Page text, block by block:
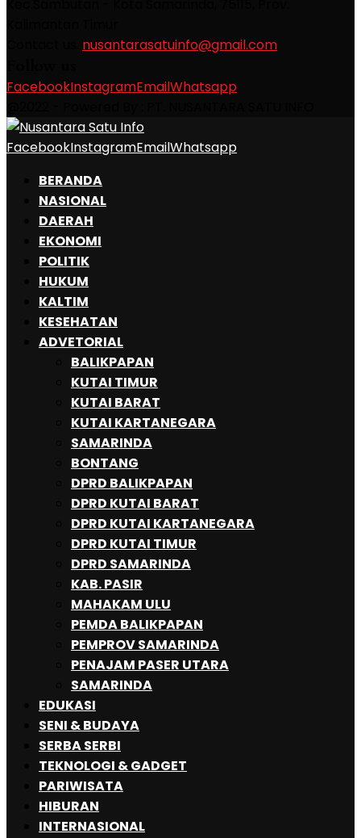
nusantarasatuinfo@gmail.com
FacebookInstagramEmailWhatsapp
FacebookInstagramEmailWhatsapp
BERANDA
NASIONAL
DAERAH
EKONOMI
POLITIK
HUKUM
KALTIM
KESEHATAN
ADVETORIAL
BALIKPAPAN
KUTAI TIMUR
KUTAI BARAT
KUTAI KARTANEGARA
SAMARINDA
BONTANG
DPRD BALIKPAPAN
DPRD KUTAI BARAT
DPRD KUTAI KARTANEGARA
DPRD KUTAI TIMUR
DPRD SAMARINDA
KAB. PASIR
MAHAKAM ULU
PEMDA BALIKPAPAN
PEMPROV SAMARINDA
PENAJAM PASER UTARA
SAMARINDA
EDUKASI
SENI & BUDAYA
SERBA SERBI
TEKNOLOGI & GADGET
PARIWISATA
HIBURAN
INTERNASIONAL